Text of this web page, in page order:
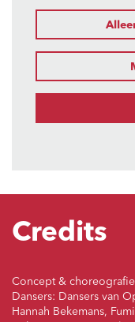
Credits
Concept &
Dansers: Dansers van
Hannah Bekemans,